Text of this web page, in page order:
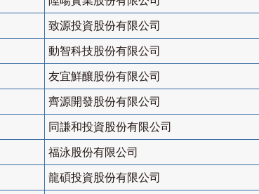
致源投資股份有限公司
動智科技股份有限公司
友宜鮮釀股份有限公司
齊源開發股份有限公司
同謙和投資股份有限公司
福泳股份有限公司
龍碩投資股份有限公司